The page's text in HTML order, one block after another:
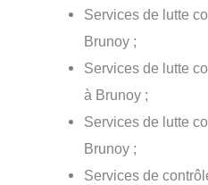
Services de lutte
Brunoy ;
Services de lutte
à Brunoy ;
Services de lutte
Brunoy ;
Services de